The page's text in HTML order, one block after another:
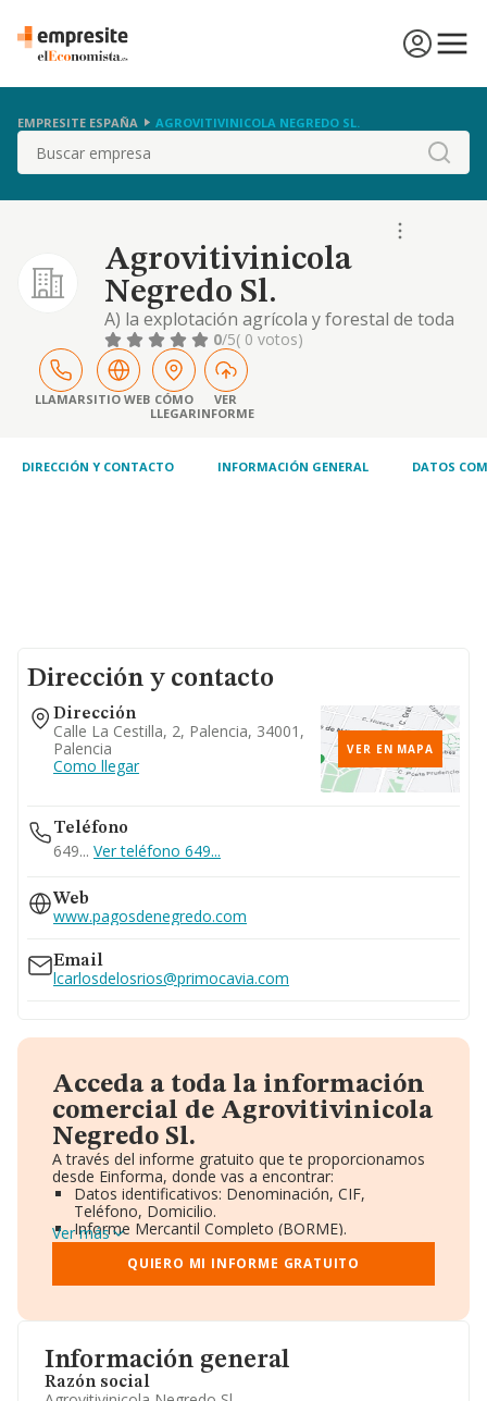
EMPRESITE ESPAÑA AGROVITIVINICOLA NEGREDO SL.
Buscar
Agrovitivinicola
Negredo Sl.
A) la explotación agrícola y forestal de toda
clase de fincas propias y deterceros;
preparación, transformación y
comercialización de los productosagrícolas y
forestales y en su caso de la ganadería
dependiente y vinculadaa estas fincas y
explotaciones ganaderas
0/5( 0 votos)
LLAMARSITIO WEB CÓMO
LLEGAR
VER
INFORME
DIRECCIÓN Y CONTACTO INFORMACIÓN GENERAL DATOS
Información general
Razón social
Dirección y contacto
Dirección
Calle La Cestilla, 2, Palencia, 34001,
Palencia
Como llegar
VER EN MAPA
Teléfono
649... Ver teléfono 649...
Web
www.pagosdenegredo.com
Email
lcarlosdelosrios@primocavia.com
Acceda a toda la información
comercial de Agrovitivinicola
Negredo Sl.
A través del informe gratuito que te proporcionamos
desde Einforma, donde vas a encontrar:
Datos identificativos: Denominación, CIF,
Teléfono, Domicilio.
Informe Mercantil Completo (BORME).
Gráficos de Evolución Ventas y Empleados.
Consejo de Administración y Administradores.
Directivos y Ejecutivos.
Información oficial y registral complementaria.
Ver más
QUIERO MI INFORME GRATUITO